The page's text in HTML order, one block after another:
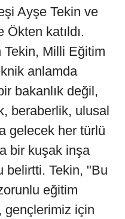
Ayşe Tekin ve
Ökten katıldı.
Milli Eğitim
anlamda
bakanlık değil,
beraberlik, ulusal
gelecek her türlü
bir kuşak inşa
belirtti. Tekin, "Bu
eğitim
gençlerimiz için